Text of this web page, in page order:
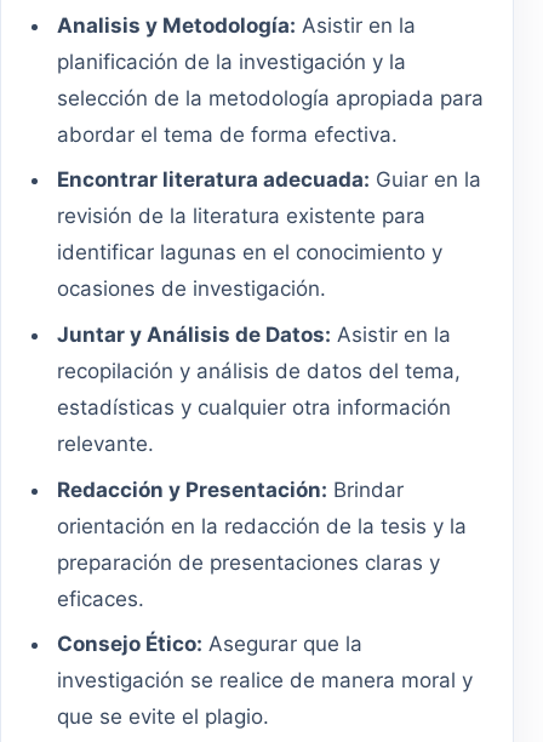
Analisis y Metodología: Asistir en la
planificación de la investigación y la
selección de la metodología apropiada para
abordar el tema de forma efectiva.
Encontrar literatura adecuada: Guiar en la
revisión de la literatura existente para
identificar lagunas en el conocimiento y
ocasiones de investigación.
Juntar y Análisis de Datos: Asistir en la
recopilación y análisis de datos del tema,
estadísticas y cualquier otra información
relevante.
Redacción y Presentación: Brindar
orientación en la redacción de la tesis y la
preparación de presentaciones claras y
eficaces.
Consejo Ético: Asegurar que la
investigación se realice de manera moral y
que se evite el plagio.